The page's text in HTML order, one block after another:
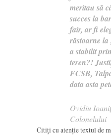
meritau să
succes la
fair, ar fi
răstoarne la
a stabilit
teren?!
FCSB,
data asta
Ovidiu
Colonelului
Citiți cu atenție textul de